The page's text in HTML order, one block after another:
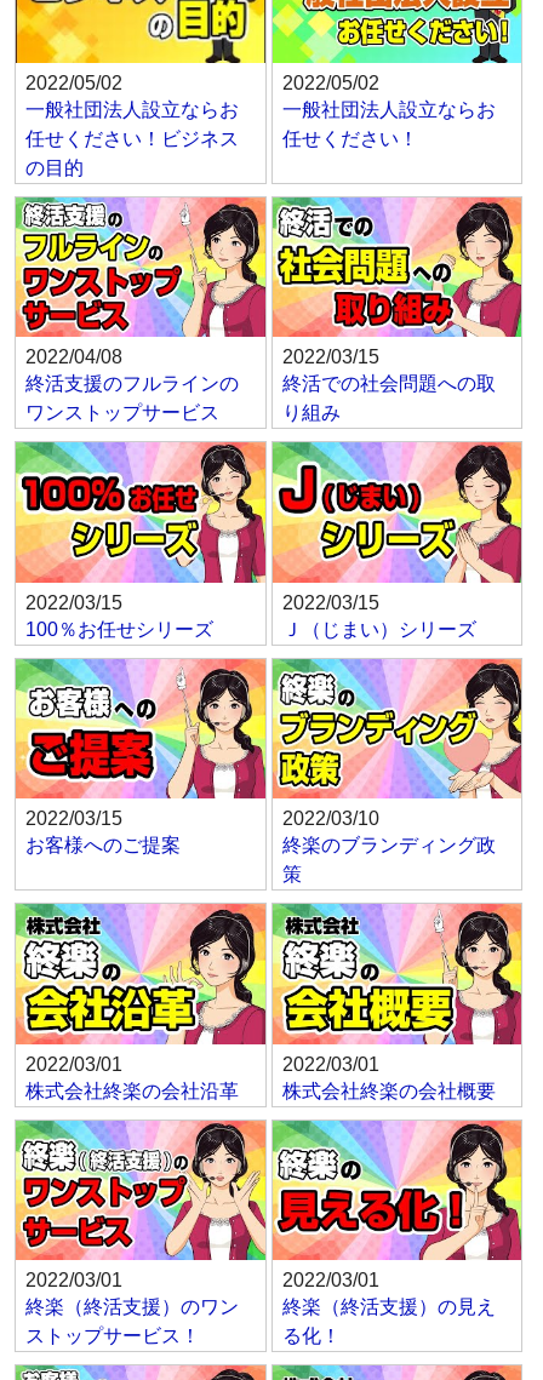
2022/05/02
一般社団法人設立ならお
任せください！ビジネス
の目的
2022/05/02
一般社団法人設立ならお
任せください！
2022/04/08
終活支援のフルラインの
ワンストップサービス
2022/03/15
終活での社会問題への取
り組み
2022/03/15
100％お任せシリーズ
2022/03/15
Ｊ（じまい）シリーズ
2022/03/15
お客様へのご提案
2022/03/10
終楽のブランディング政
策
2022/03/01
株式会社終楽の会社沿革
2022/03/01
株式会社終楽の会社概要
2022/03/01
終楽（終活支援）のワン
ストップサービス！
2022/03/01
終楽（終活支援）の見え
る化！